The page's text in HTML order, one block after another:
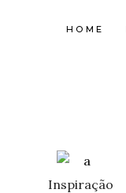
HOME
Inspiração